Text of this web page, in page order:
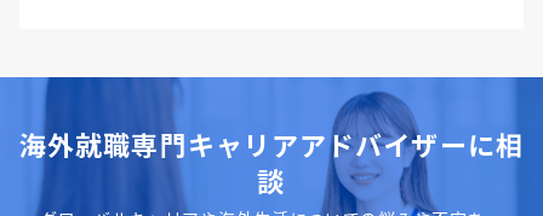
海外就職専門キャリアアドバイザーに相
談